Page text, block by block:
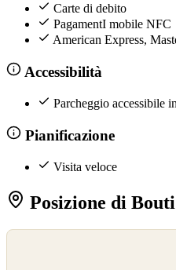
Carte di debito
PagamentI mobile NFC
American Express,
Accessibilità
Parcheggio accessibile
Pianificazione
Visita veloce
Posizione di